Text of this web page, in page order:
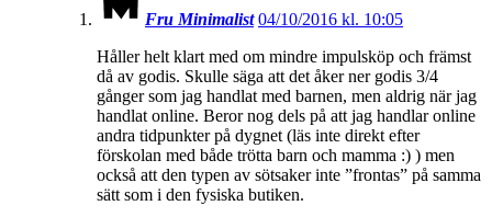
Fru Minimalist 04/10/2016 kl. 10:05
Håller helt klart med om mindre impulsköp och främst
då av godis. Skulle säga att det åker ner godis 3/4
gånger som jag handlat med barnen, men aldrig när jag
handlat online. Beror nog dels på att jag handlar online
andra tidpunkter på dygnet (läs inte direkt efter
förskolan med både trötta barn och mamma :) ) men
också att den typen av sötsaker inte ”frontas” på samma
sätt som i den fysiska butiken.